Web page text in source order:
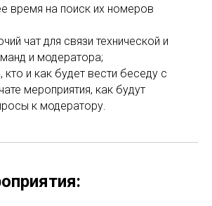
время на поиск их номеров
чат для связи технической и
и модератора;
кто и как будет вести беседу с
мероприятия, как будут
к модератору.